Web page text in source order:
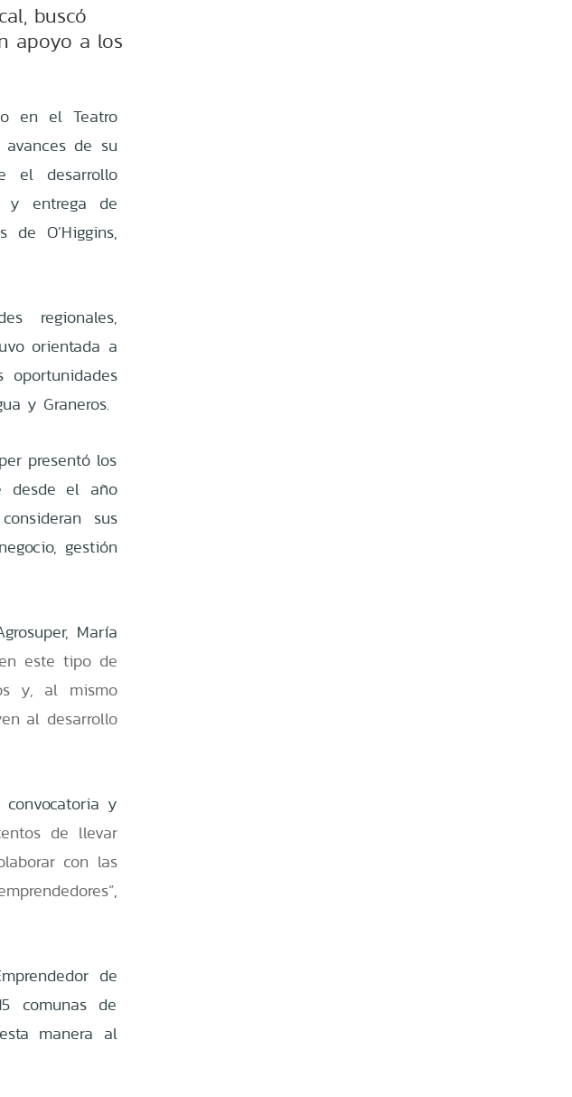
buscó
apoyo a los
en el Teatro
avances de su
el desarrollo
y entrega de
O’Higgins,
regionales,
orientada a
oportunidades
y Graneros.
presentó los
desde el año
sus
gestión
María
este tipo de
y, al mismo
al desarrollo
convocatoria y
de llevar
con las
,
de
comunas de
manera al